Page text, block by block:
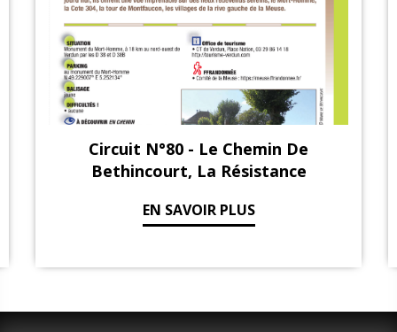
Circuit N°80 - Le Chemin De
Bethincourt, La Résistance
EN SAVOIR PLUS